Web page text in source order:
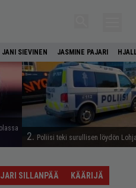
JANI SIEVINEN JASMINE PAJARI
2. Poliisi teki surullisen löydön
JARI SILLANPÄÄ KÄÄRIJÄ